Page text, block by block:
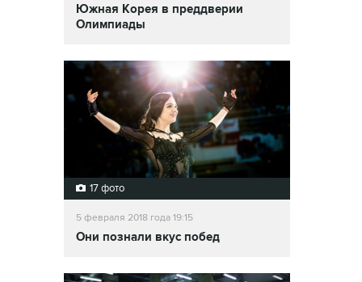
Южная Корея в преддверии
Олимпиады
17 фото
5 февраля 2018 года 19:15
Они познали вкус побед